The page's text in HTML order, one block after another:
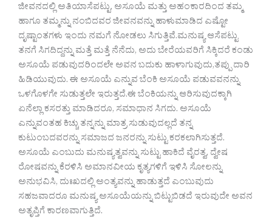
ಜೀವನದಲ್ಲಿ ಅತಿಯಾಸೆಪಟ್ಟು, ಅಸೂಯೆ ಮತ್ತು ಅಹಂಕಾರದಿಂದ ತಮ್ಮ
ಹಾಗೂ ತಮ್ಮನ್ನು ನಂಬಿದವರ ಜೀವನವನ್ನು ಹಾಳುಮಾಡಿದ ಎಷ್ಟೋ
ದೃಷ್ಟಾಂತಗಳು ಇಂದು ನಮಗೆ ನೋಡಲು ಸಿಗುತ್ತಿವೆ.ಮನುಷ್ಯ ಆಸೆಪಟ್ಟು
ತನಗೆ ಸಿಗದಿದ್ದನ್ನು ಮತ್ತೆ ಮತ್ತೆ ನೆನೆದು, ಅದು ಬೇರೆಯವರಿಗೆ ಸಿಕ್ಕಿದರೆ ಕಂಡು
ಅಸೂಯೆ ಪಡುವುದರಿಂದಲೇ ಅವನ ಬದುಕು ಹಾಳಾಗುವುದು,ತಪ್ಪು ದಾರಿ
ಹಿಡಿಯುವುದು. ಈ ಅಸೂಯೆ ಎನ್ನುವ ಬೆಂಕಿ ಅಸೂಯೆ ಪಡುವವನನ್ನು
ಒಳಗೊಳಗೇ ಸುಡುತ್ತಲೇ ಇರುತ್ತದೆ.ಈ ಬೆಂಕಿಯನ್ನು ಆರಿಸುವುದಕ್ಕಾಗಿ
ಏನೆಲ್ಲಾ ಕಸರತ್ತು ಮಾಡಿದರೂ, ಸಮಾಧಾನ ಸಿಗದು. ಅಸೂಯೆ
ಎನ್ನುವಂತಹ ಕಿಚ್ಚು ತನ್ನನ್ನು ಮಾತ್ರ ಸುಡುವುದಲ್ಲದೆ ತನ್ನ
ಕುಟುಂಬದವರನ್ನು ಸಮಾಜದ ಜನರನ್ನು ಸುಟ್ಟು ಕರಕಲಾಗಿಸುತ್ತದೆ.
ಅಸೂಯೆ ಎಂಬುದು ಮನುಷ್ಯತ್ವವನ್ನು ಸುಟ್ಟು ಹಾಕಿದೆ ವೈರತ್ವ, ದ್ವೇಷ
ರೋಷವನ್ನು ಕೆರಳಿಸಿ ಅಮಾನವೀಯ ಕೃತ್ಯಗಳಿಗೆ ಇಳಿಸಿ ಸೋಲನ್ನು
ಅನುಭವಿಸಿ, ದುಃಖದಲ್ಲಿ ಅಂತ್ಯವನ್ನು ಹಾಡುತ್ತದೆ ಎಂಬುವುದು
ಸಹಜವಾದರೂ ಮನುಷ್ಯ ಅಸೂಯೆಯನ್ನು ಬಿಟ್ಟುಬಿಡದೆ ಇರುವುದೇ ಅವನ
ಅತೃಪ್ತಿಗೆ ಕಾರಣವಾಗುತ್ತಿದೆ.